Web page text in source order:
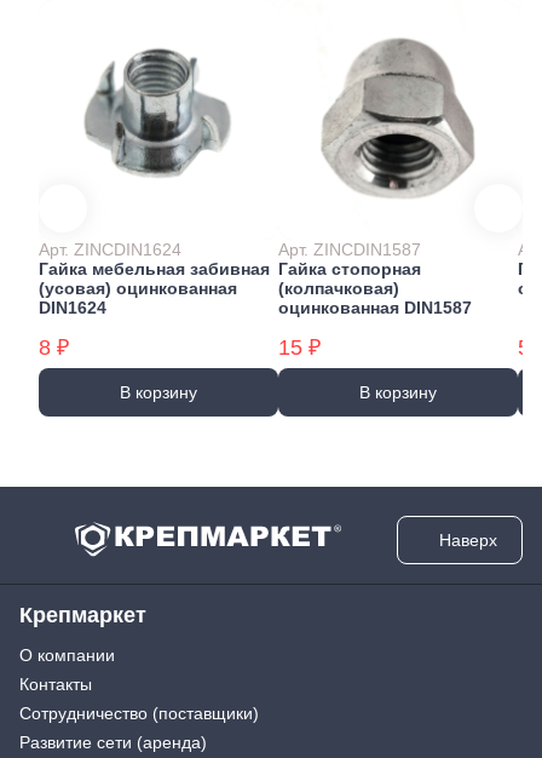
Арт. ZINCDIN1624
Гайка мебельная забивная
(усовая) оцинкованная
DIN1624
8 ₽
В корзину
Арт. ZINCDIN1587
Гайка стопорная
(колпачковая)
оцинкованная DIN1587
15 ₽
В корзину
5
Наверх
Крепмаркет
О компании
Контакты
Сотрудничество (поставщики)
Развитие сети (аренда)